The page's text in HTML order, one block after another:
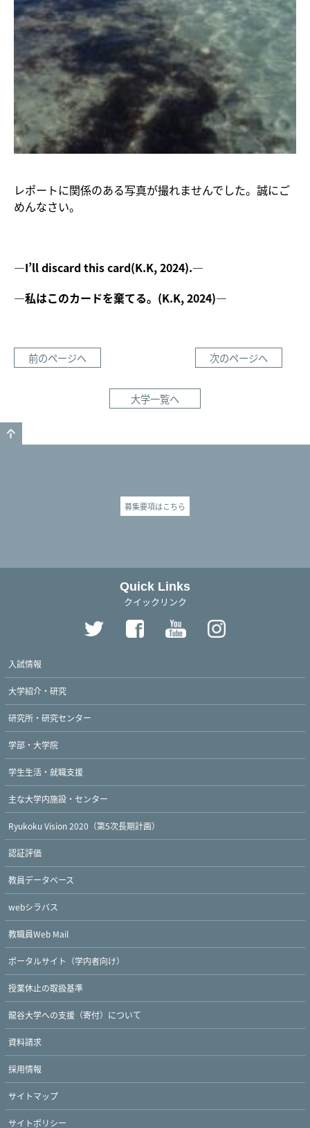
レポートに関係のある写真が撮れませんでした。誠にご
めんなさい。
—I’ll discard this card(K.K, 2024).—
—私はこのカードを棄てる。(K.K, 2024)—
前のページへ 次のページへ
大学一覧へ
募集要項はこちら
Quick Links
クイックリンク
入試情報
大学紹介・研究
研究所・研究センター
学部・大学院
学生生活・就職支援
主な大学内施設・センター
Ryukoku Vision 2020（第5次長期計画）
認証評価
教員データベース
webシラバス
教職員Web Mail
ポータルサイト（学内者向け）
授業休止の取扱基準
龍谷大学への支援（寄付）について
資料請求
採用情報
サイトマップ
サイトポリシー